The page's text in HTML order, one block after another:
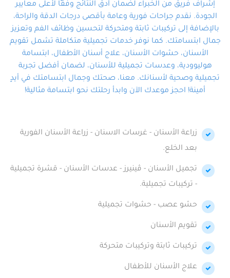
احترافية ودقة.
إشراف فريق من الخبراء لضمان أدق النتائج وفقًا لأعلى معايير
الجودة. نقدم جراحات فورية وعامة بأقصى درجات الدقة والراحة،
بالإضافة إلى تركيبات ثابتة ومتحركة لتحسين وظائف الفم وتعزيز
جمال ابتسامتك. كما نوفر خدمات تجميلية متكاملة تشمل تقويم
الأسنان، حشوات الأسنان، علاج أسنان الأطفال، ابتسامة
هوليوودية، وعدسات تجميلية للأسنان، لضمان أفضل تجربة
تجميلية وصحية لأسنانك. معنا، صحتك وجمال ابتسامتك في أيدٍ
أمينة! احجز موعدك الآن وابدأ رحلتك نحو ابتسامة مثالية!
زراعة الأسنان - غرسات الاسنان - زراعة الأسنان الفورية
بعد الخلع.
تجميل الأسنان - ڤينيرز - عدسات الأسنان - قشرة تجميلية
- تركيبات تجميلية.
حشو عصب - حشوات تجميلية
تقويم الأسنان
تركيبات ثابتة وتركيبات متحركة
علاج الأسنان للأطفال